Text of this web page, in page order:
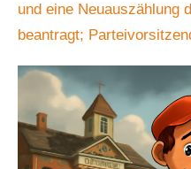
und eine Neuauszählung
beantragt;